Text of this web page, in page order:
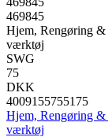
469845
Hjem, Rengøring
værktøj
SWG
75
DKK
4009155755175
Hjem, Rengøring
værktøj